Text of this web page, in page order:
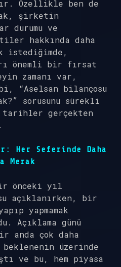
Özellikle ben de
şirketin
ve
hakkında daha
istediğimde,
önemli bir fırsat
zamanı var,
“Aselsan bilançosu
sorusunu sürekli
gerçekten
Her Seferinde Daha
Merak
önceki yıl
açıklanırken, bir
yapmamak
Açıklama günü
anda çok daha
üzerinde
ve bu, hem piyasa